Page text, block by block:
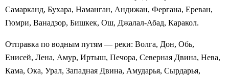
Самарканд, Бухара, Наманган, Андижан, Фергана, Ереван,
Гюмри, Ванадзор, Бишкек, Ош, Джалал-Абад, Каракол.
Отправка по водным путям — реки: Волга, Дон, Обь,
Енисей, Лена, Амур, Иртыш, Печора, Северная Двина, Нева,
Кама, Ока, Урал, Западная Двина, Амударья, Сырдарья,